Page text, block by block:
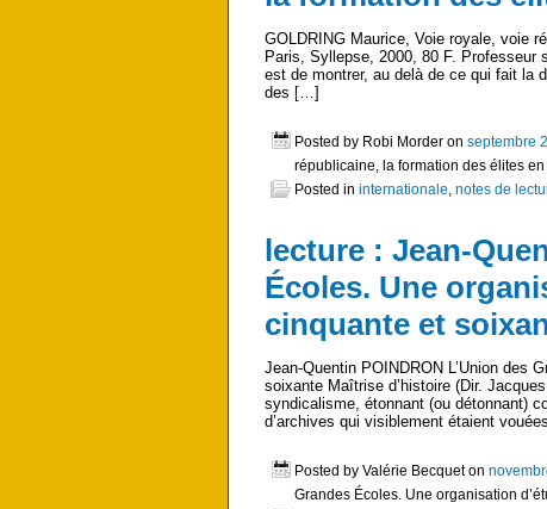
GOLDRING Maurice, Voie royale, voie
Paris, Syllepse, 2000, 80 F. Professeur
est de montrer, au delà de ce qui fait la
des […]
Posted by Robi Morder on septembre
républicaine, la formation des élites
Posted in internationale notes de
lecture : Jean-
Écoles. Une
cinquante et
Jean-Quentin POINDRON L’Union des
soixante Maîtrise d’histoire (Dir.
syndicalisme, étonnant (ou détonnant)
d’archives qui visiblement étaient
Posted by Valérie Becquet on
Grandes Écoles. Une organisation